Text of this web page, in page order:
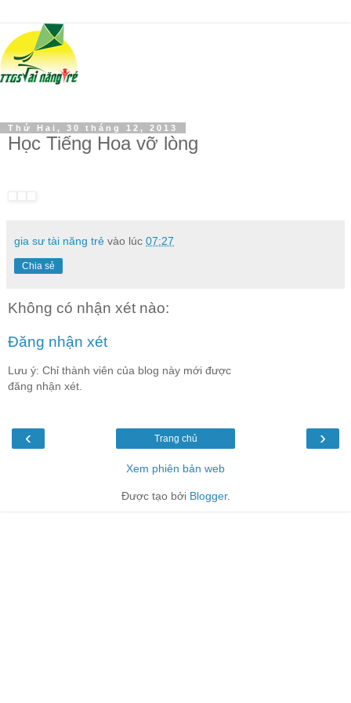
Thứ Hai, 30 tháng 12, 2013
Học Tiếng Hoa vỡ lòng
gia sư tài năng trẻ vào lúc 07:27
Chia sẻ
Không có nhận xét nào:
Đăng nhận xét
Lưu ý: Chỉ thành viên của blog này mới được
đăng nhận xét.
‹ ›
Trang chủ
Xem phiên bản web
Được tạo bởi Blogger.